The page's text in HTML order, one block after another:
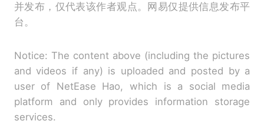
并发布，仅代表该作者观点。网易仅提供信息发布平
台。
Notice: The content above (including the pictures
and videos if any) is uploaded and posted by a
user of NetEase Hao, which is a social media
platform and only provides information storage
services.